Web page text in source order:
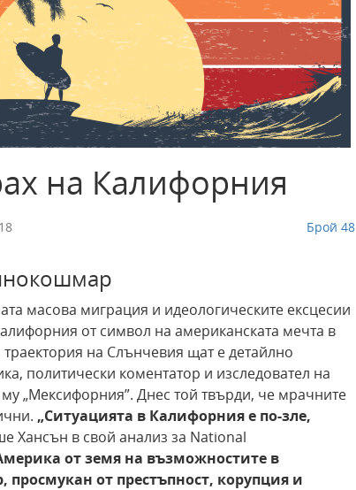
на Калифорния
Брой 48
масова миграция и идеологическите ексцесии
от символ на американската мечта в
на Слънчевия щат е детайлно
политически коментатор и изследовател на
„Мексифорния”. Днес той твърди, че мрачните
„Ситуацията в Калифорния е по-зле,
Хансън в свой анализ за National
от земя на възможностите в
просмукан от престъпност, корупция и